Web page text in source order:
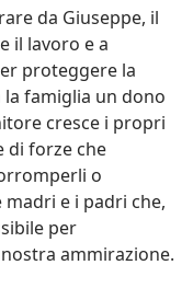
da Giuseppe, il
il lavoro e a
proteggere la
la famiglia un dono
cresce i propri
di forze che
o
e i padri che,
per
ammirazione.